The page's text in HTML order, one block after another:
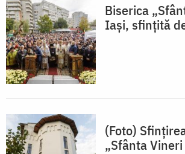
Biserica
Iași, sfințită
(Foto)
„Sfânta